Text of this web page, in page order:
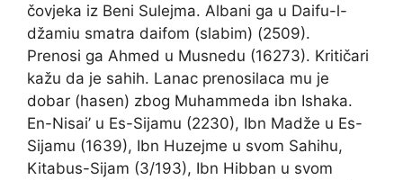
čovjeka iz Beni Sulejma. Albani ga u Daifu-l-
džamiu smatra daifom (slabim) (2509).
Prenosi ga Ahmed u Musnedu (16273). Kritičari
kažu da je sahih. Lanac prenosilaca mu je
dobar (hasen) zbog Muhammeda ibn Ishaka.
En-Nisai’ u Es-Sijamu (2230), Ibn Madže u Es-
Sijamu (1639), Ibn Huzejme u svom Sahihu,
Kitabus-Sijam (3/193), Ibn Hibban u svom